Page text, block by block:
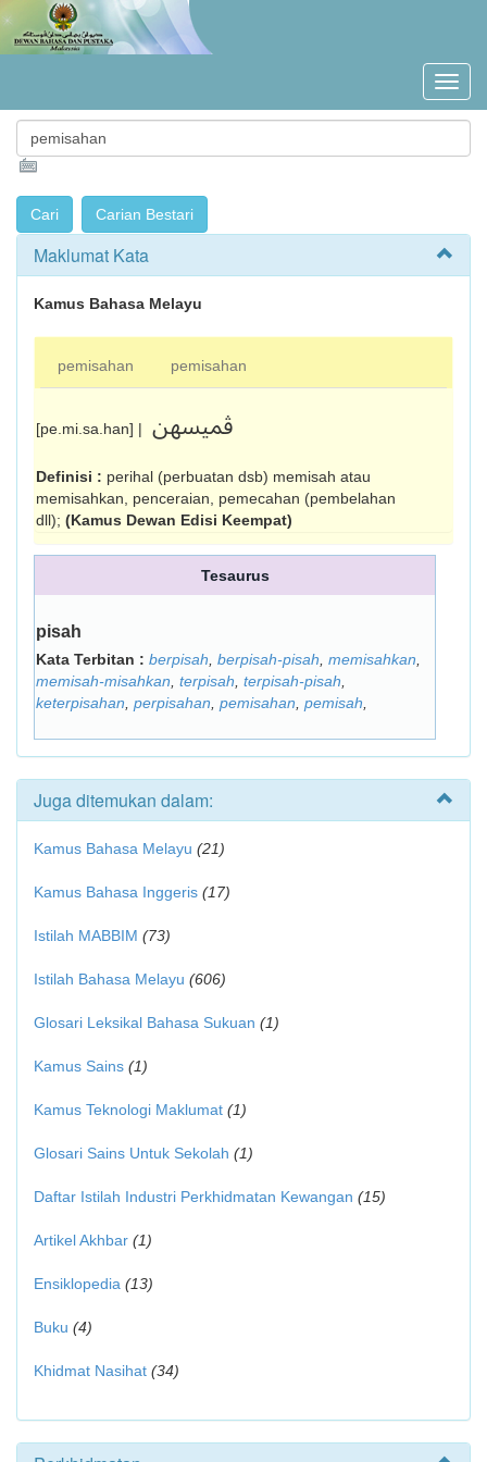
Maklumat Kata
Kamus Bahasa Melayu
pemisahan pemisahan
[pe.mi.sa.han] | ڤميسهن
Definisi : perihal (perbuatan dsb) memisah atau
memisahkan, penceraian, pemecahan (pembelahan
dll); (Kamus Dewan Edisi Keempat)
Tesaurus
pisah
Kata Terbitan : berpisah berpisah-pisah memisahkan
memisah-misahkan terpisah terpisah-pisah
keterpisahan perpisahan pemisahan pemisah
Juga ditemukan dalam:
Kamus Bahasa Melayu (21)
Kamus Bahasa Inggeris (17)
Istilah MABBIM (73)
Istilah Bahasa Melayu (606)
Glosari Leksikal Bahasa Sukuan (1)
Kamus Sains (1)
Kamus Teknologi Maklumat (1)
Glosari Sains Untuk Sekolah (1)
Daftar Istilah Industri Perkhidmatan Kewangan (15)
Artikel Akhbar (1)
Ensiklopedia (13)
Buku (4)
Khidmat Nasihat (34)